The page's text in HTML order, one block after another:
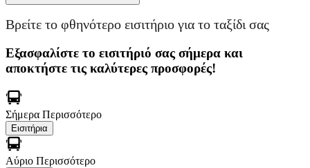
Βρείτε το φθηνότερο εισιτήριο για το ταξίδι σας
Εξασφαλίστε το εισιτήριό σας σήμερα και
αποκτήστε τις καλύτερες προσφορές!
Σήμερα Περισσότερο
Εισιτήρια
Αύριο Περισσότερο